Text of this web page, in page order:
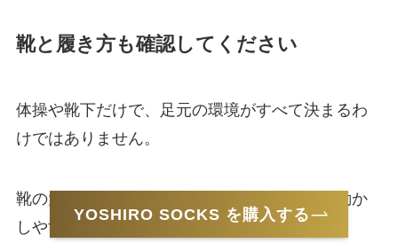
YOSHIRO SOCKS を購入する
靴と履き方も確認してください
体操や靴下だけで、足元の環境がすべて決まるわ
けではありません。
靴の大きさや形、履き方によっても、足指の動か
しやすさは変わります。